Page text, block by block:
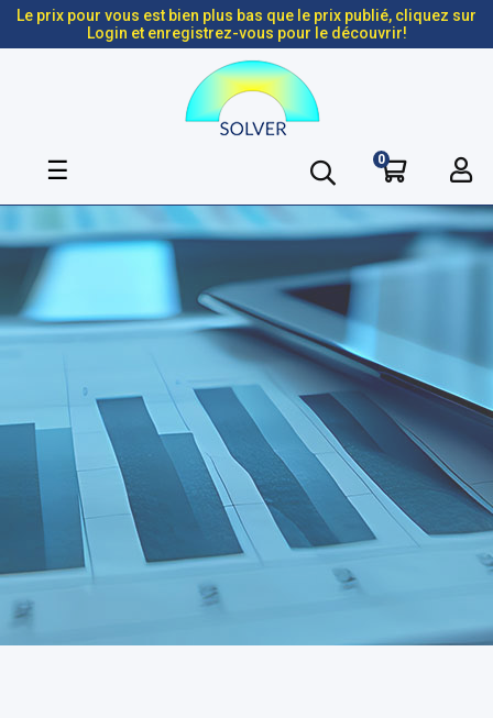
Le prix pour vous est bien plus bas que le prix publié, cliquez sur
Login et enregistrez-vous pour le découvrir!
Basculer
navigation
☰ 0